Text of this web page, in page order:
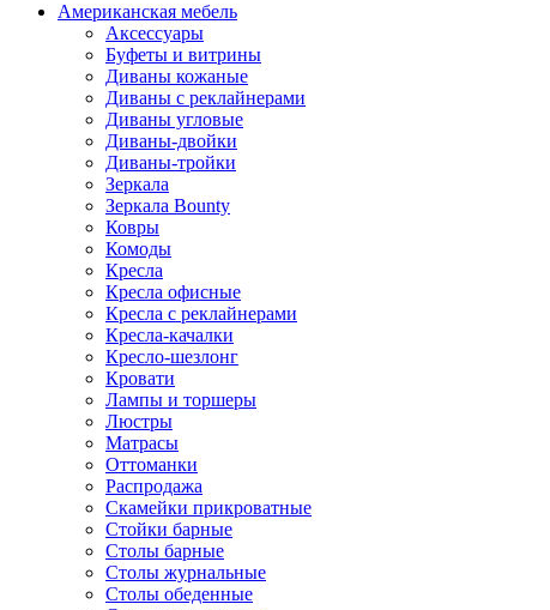
Американская мебель
Аксессуары
Буфеты и витрины
Диваны кожаные
Диваны с реклайнерами
Диваны угловые
Диваны-двойки
Диваны-тройки
Зеркала
Зеркала Bounty
Ковры
Комоды
Кресла
Кресла офисные
Кресла с реклайнерами
Кресла-качалки
Кресло-шезлонг
Кровати
Лампы и торшеры
Люстры
Матрасы
Оттоманки
Распродажа
Скамейки прикроватные
Стойки барные
Столы барные
Столы журнальные
Столы обеденные